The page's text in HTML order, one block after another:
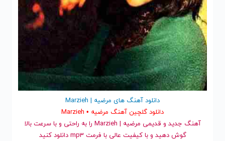
دانلود آهنگ های مرضیه | Marzieh
دانلود گلچین آهنگ مرضیه • Marzieh
آهنگ جدید
و قدیمی مرضیه | Marzieh را به راحتی و با سرعت بالا
گوش دهید و با کیفیت عالی با فرمت mp3 دانلود کنید